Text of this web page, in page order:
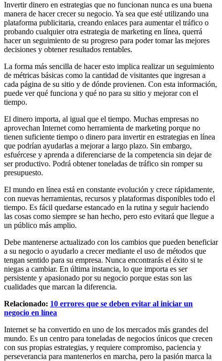
Invertir dinero en estrategias que no funcionan nunca es una buena
manera de hacer crecer su negocio. Ya sea que esté utilizando una
plataforma publicitaria, creando enlaces para aumentar el tráfico o
probando cualquier otra estrategia de marketing en línea, querrá
hacer un seguimiento de su progreso para poder tomar las mejores
decisiones y obtener resultados rentables.
La forma más sencilla de hacer esto implica realizar un seguimiento
de métricas básicas como la cantidad de visitantes que ingresan a
cada página de su sitio y de dónde provienen. Con esta información,
puede ver qué funciona y qué no para su sitio y mejorar con el
tiempo.
El dinero importa, al igual que el tiempo. Muchas empresas no
aprovechan Internet como herramienta de marketing porque no
tienen suficiente tiempo o dinero para invertir en estrategias en línea
que podrían ayudarlas a mejorar a largo plazo. Sin embargo,
esfuércese y aprenda a diferenciarse de la competencia sin dejar de
ser productivo. Podrá obtener toneladas de tráfico sin romper su
presupuesto.
El mundo en línea está en constante evolución y crece rápidamente,
con nuevas herramientas, recursos y plataformas disponibles todo el
tiempo. Es fácil quedarse estancado en la rutina y seguir haciendo
las cosas como siempre se han hecho, pero esto evitará que llegue a
un público más amplio.
Debe mantenerse actualizado con los cambios que pueden beneficiar
a su negocio o ayudarlo a crecer mediante el uso de métodos que
tengan sentido para su empresa. Nunca encontrarás el éxito si te
niegas a cambiar. En última instancia, lo que importa es ser
persistente y apasionado por su negocio porque estas son las
cualidades que marcan la diferencia.
Relacionado: 10 errores que se deben evitar al iniciar un
negocio en línea
Internet se ha convertido en uno de los mercados más grandes del
mundo. Es un centro para toneladas de negocios únicos que crecen
con sus propias estrategias, y requiere compromiso, paciencia y
perseverancia para mantenerlos en marcha, pero la pasión marca la